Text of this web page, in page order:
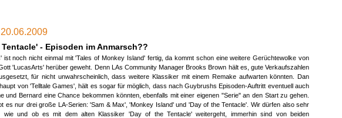
G.:
amchen wir das hier zum Grim Fandango Talk:
es absolut geil, aber hat immer bei cd2 gehangen und dann abgestürzt.
hab ichs nochmal gekauft und es ging wieter, aber dann ist es wieder kurz nach
der CD2 abgestürzt :(
könnte es ja mal wieder versuchen.
_ 15:49:00)
Kommentar erstellen:
20.06.2009
- Episoden im Anmarsch??
ist noch nicht einmal mit 'Tales of Monkey Island' fertig, da kommt schon eine weitere Gerüchtewolke von
'LucasArts' herüber geweht. Denn LAs Community Manager Brooks Brown hält es, gute Verkaufszahlen
für nicht unwahrscheinlich, dass weitere Klassiker mit einem Remake aufwarten könnten. Dan
von 'Telltale Games', hält es sogar für möglich, dass nach Guybrushs Episoden-Auftritt eventuell auch
und Bernard eine Chance bekommen könnten, ebenfalls mit einer eigenen "Serie" an den Start zu gehen.
es nur drei große LA-Serien: 'Sam & Max', 'Monkey Island' und 'Day of the Tentacle'. Wir dürfen also sehr
wie und ob es mit dem alten Klassiker 'Day of the Tentacle' weitergeht, immerhin sind von beiden